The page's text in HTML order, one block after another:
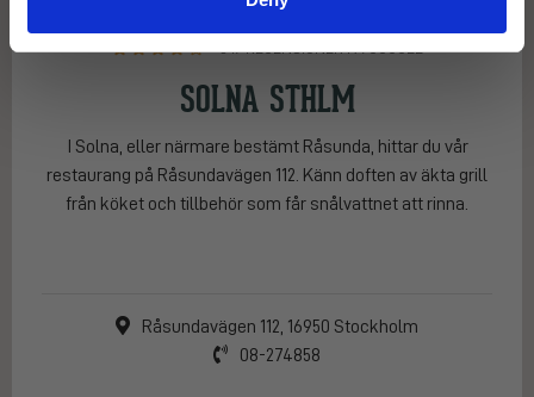
547 RECENSIONER PÅ GOOGLE
SOLNA STHLM
I Solna, eller närmare bestämt Råsunda, hittar du vår
restaurang på Råsundavägen 112. Känn doften av äkta grill
från köket och tillbehör som får snålvattnet att rinna.
Råsundavägen 112, 16950 Stockholm
08-274858